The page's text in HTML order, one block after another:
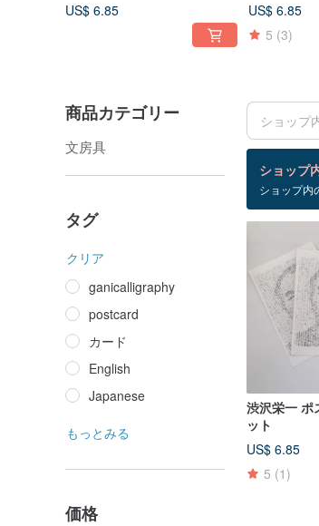
US$ 6.85
US$ 6.85
5 (3)
商品カテゴリー
文房具
タグ
クリア
ganicalligraphy
postcard
カード
English
Japanese
もっとみる
価格
ショップ
ショップ内
検索結果：
渋沢栄一 ポ
ット
US$ 6.85
5 (1)